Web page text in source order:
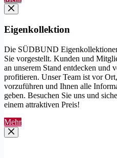
Eigenkollektion
Die SÜDBUND
Sie vorgestellt. Kunden und
an unserem Stand entdecken und
profitieren. Unser Team ist vor
vorzuführen und Ihnen alle
geben. Besuchen Sie uns und
einem attraktiven Preis!
Mehr